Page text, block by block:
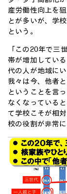
産労働性向上を
とが多いが、学
という。
「この20年で三
帯が増加してい
代の人が地域に
我々は今、他者
ということを言
なくなっている
て学校こそが相
校の役割が非常